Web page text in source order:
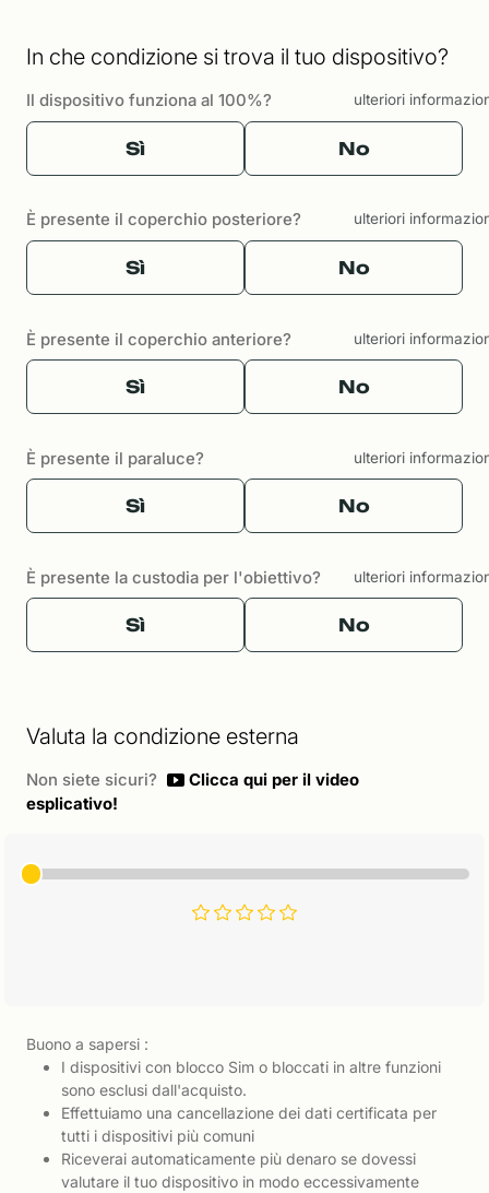
In che condizione si trova il tuo dispositivo?
Il dispositivo funziona al 100%? ulteriori
Sì No
È presente il coperchio posteriore? ulteriori
Sì No
È presente il coperchio anteriore? ulteriori
Sì No
È presente il paraluce? ulteriori
Sì No
È presente la custodia per l'obiettivo? ulteriori
Sì No
Valuta la condizione esterna
Non siete sicuri?
Clicca qui per il video
esplicativo!
Buono a sapersi :
I dispositivi con blocco Sim o bloccati in altre funzioni
sono esclusi dall'acquisto.
Effettuiamo una cancellazione dei dati certificata per
tutti i dispositivi più comuni
Riceverai automaticamente più denaro se dovessi
valutare il tuo dispositivo in modo eccessivamente